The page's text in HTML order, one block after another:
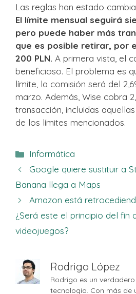
Las reglas han estado
El límite mensual seguirá
pero puede haber más
que es posible retirar, por
200 PLN. A primera vista, el
beneficioso. El problema es
límite, la comisión será del
marzo. Además, Wise cobra
transacción, incluidas
de los límites mencionados.
Categorías
Informática
Google quiere sustituir a
Banana llega a Maps
Amazon está
¿Será este el principio del fin
videojuegos?
Rodrigo López
Rodrigo es un
tecnología. Con más de